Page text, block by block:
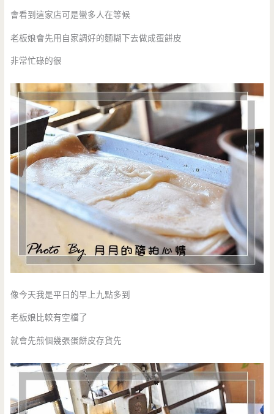
會看到這家店可是蠻多人在等候
老板娘會先用自家調好的麵糊下去做成蛋餅皮
非常忙碌的很
像今天我是平日的早上九點多到
老板娘比較有空檔了
就會先煎個幾張蛋餅皮存貨先